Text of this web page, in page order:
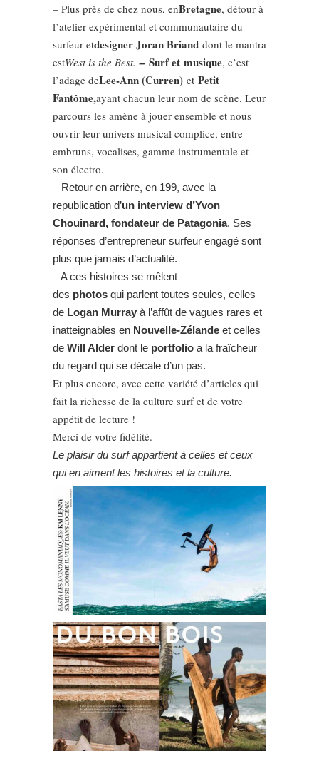
– Plus près de chez nous, enBretagne, détour à
l’atelier expérimental et communautaire du
surfeur etdesigner Joran Briand dont le mantra
estWest is the Best. – Surf et musique, c’est
l’adage deLee-Ann (Curren) et Petit
Fantôme,ayant chacun leur nom de scène. Leur
parcours les amène à jouer ensemble et nous
ouvrir leur univers musical complice, entre
embruns, vocalises, gamme instrumentale et
son électro.
– Retour en arrière, en 199, avec la
republication d’un interview d’Yvon
Chouinard, fondateur de Patagonia. Ses
réponses d’entrepreneur surfeur engagé sont
plus que jamais d’actualité.
– A ces histoires se mêlent
des photos qui parlent toutes seules, celles
de Logan Murray à l’affût de vagues rares et
inatteignables en Nouvelle-Zélande et celles
de Will Alder dont le portfolio a la fraîcheur
du regard qui se décale d’un pas.
Et plus encore, avec cette variété d’articles qui
fait la richesse de la culture surf et de votre
appétit de lecture !
Merci de votre fidélité.
Le plaisir du surf appartient à celles et ceux
qui en aiment les histoires et la culture.